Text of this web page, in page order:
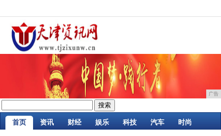
广告
首页 资讯 财经 娱乐 科技 汽车 时尚